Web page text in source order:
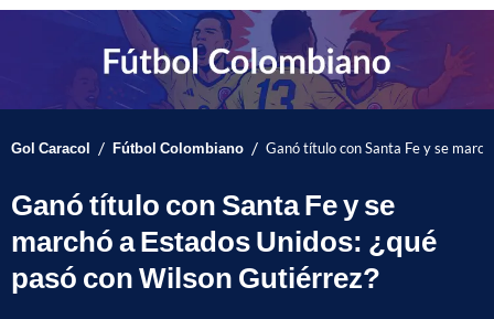
Gol Caracol / Fútbol Colombiano / Ganó título con Santa Fe y se
Ganó título con Santa Fe y se
marchó a Estados Unidos: ¿qué
pasó con Wilson Gutiérrez?